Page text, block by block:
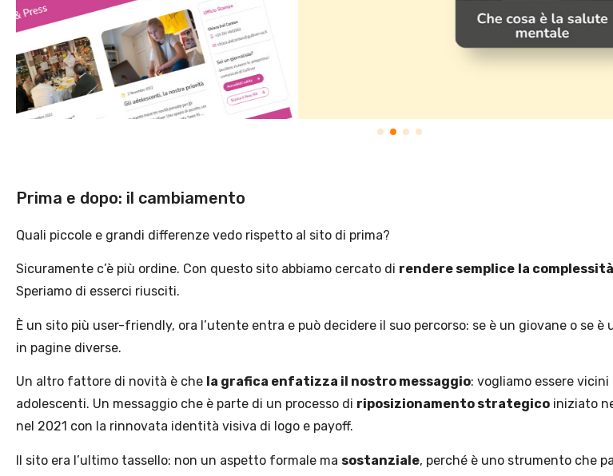
Prima e dopo: il cambiamento
Quali piccole e grandi differenze vedo rispetto al sito di prima?
Sicuramente c’è più ordine. Con questo sito abbiamo cercato di rendere semplice la complessità
Speriamo di esserci riusciti.
È un sito più user-friendly, ora l’utente entra e può decidere il suo percorso: se è un giovane o se
in pagine diverse.
Un altro fattore di novità è che la grafica enfatizza il nostro messaggio: vogliamo essere
adolescenti. Un messaggio che è parte di un processo di riposizionamento strategico iniziato
nel 2021 con la rinnovata identità visiva di logo e payoff.
Il sito era l’ultimo tassello: non un aspetto formale ma sostanziale, perché è uno strumento che